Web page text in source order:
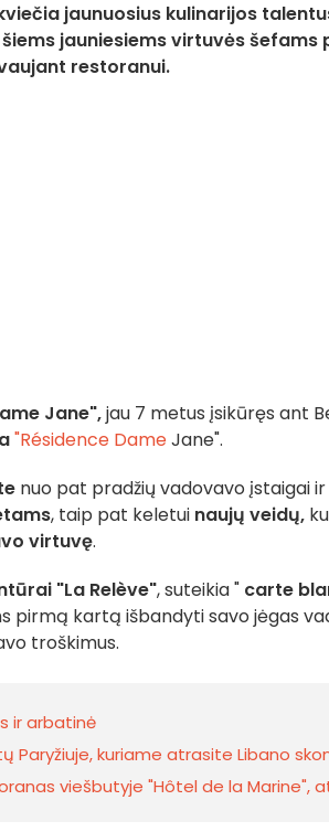
jaunuosius kulinarijos
jauniesiems virtuvės
restoranui.
Jane",jau 7 metus įsikūręs ant
"Résidence DameJane".
nuo pat pradžių vadovavo įstaigai
, taip pat keletui naujų veidų,
virtuvę.
"La Relève", suteikia " carte
pirmą kartą išbandyti savo jėgas
troškimus.
ir arbatinė
Paryžiuje, kuriame atrasite Libano
viešbutyje "Hôtel de la Marine",